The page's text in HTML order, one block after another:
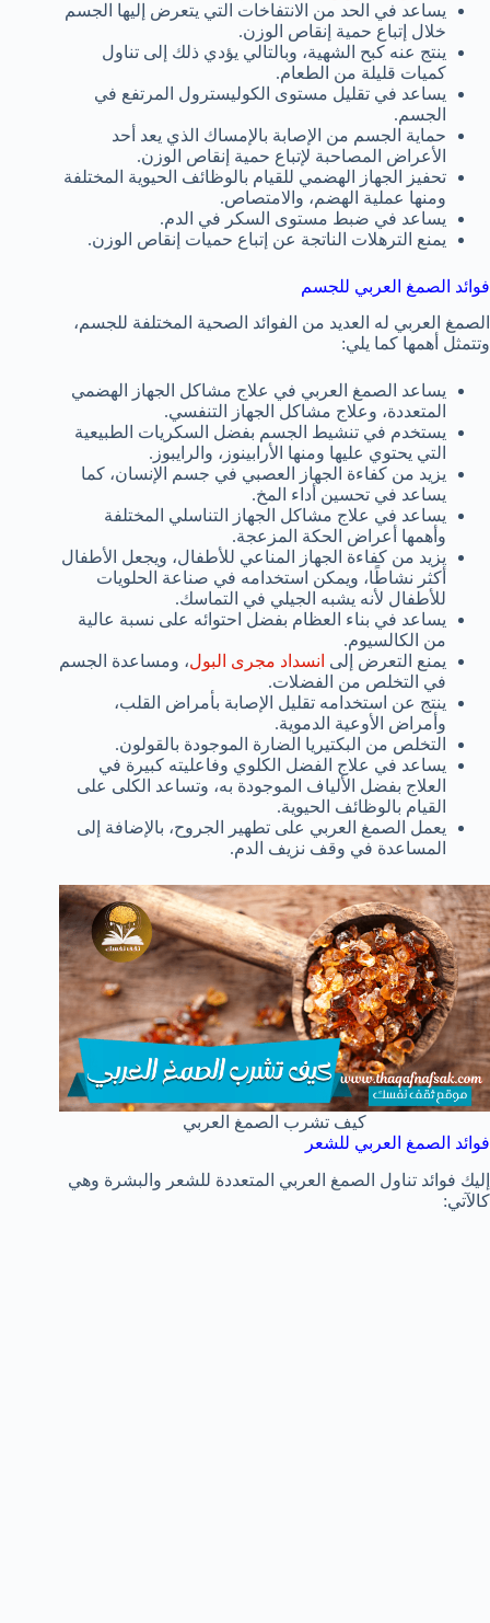
يساعد في الحد من الانتفاخات التي يتعرض إليها الجسم
خلال إتباع حمية إنقاص الوزن.
ينتج عنه كبح الشهية، وبالتالي يؤدي ذلك إلى تناول
كميات قليلة من الطعام.
يساعد في تقليل مستوى الكوليسترول المرتفع في
الجسم.
حماية الجسم من الإصابة بالإمساك الذي يعد أحد
الأعراض المصاحبة لإتباع حمية إنقاص الوزن.
تحفيز الجهاز الهضمي للقيام بالوظائف الحيوية المختلفة
ومنها عملية الهضم، والامتصاص.
يساعد في ضبط مستوى السكر في الدم.
يمنع الترهلات الناتجة عن إتباع حميات إنقاص الوزن.
فوائد الصمغ العربي للجسم
الصمغ العربي له العديد من الفوائد الصحية المختلفة للجسم،
وتتمثل أهمها كما يلي:
يساعد الصمغ العربي في علاج مشاكل الجهاز الهضمي
المتعددة، وعلاج مشاكل الجهاز التنفسي.
يستخدم في تنشيط الجسم بفضل السكريات الطبيعية
التي يحتوي عليها ومنها الأرابينوز، والرايبوز.
يزيد من كفاءة الجهاز العصبي في جسم الإنسان، كما
يساعد في تحسين أداء المخ.
يساعد في علاج مشاكل الجهاز التناسلي المختلفة
وأهمها أعراض الحكة المزعجة.
يزيد من كفاءة الجهاز المناعي للأطفال، ويجعل الأطفال
أكثر نشاطًا، ويمكن استخدامه في صناعة الحلويات
للأطفال لأنه يشبه الجيلي في التماسك.
يساعد في بناء العظام بفضل احتوائه على نسبة عالية
من الكالسيوم.
يمنع التعرض إلى انسداد مجرى البول، ومساعدة الجسم
في التخلص من الفضلات.
ينتج عن استخدامه تقليل الإصابة بأمراض القلب،
وأمراض الأوعية الدموية.
التخلص من البكتيريا الضارة الموجودة بالقولون.
يساعد في علاج الفضل الكلوي وفاعليته كبيرة في
العلاج بفضل الألياف الموجودة به، وتساعد الكلى على
القيام بالوظائف الحيوية.
يعمل الصمغ العربي على تطهير الجروح، بالإضافة إلى
المساعدة في وقف نزيف الدم.
كيف تشرب الصمغ العربي
فوائد الصمغ العربي للشعر
إليك فوائد تناول الصمغ العربي المتعددة للشعر والبشرة وهي
كالآتي: